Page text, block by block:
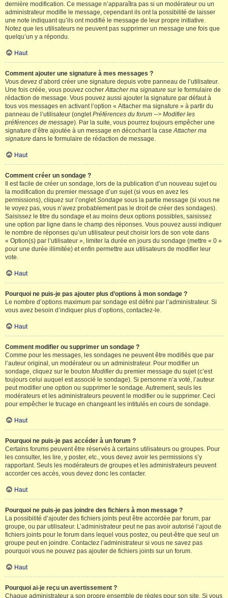
dernière modification. Ce message n’apparaîtra pas si un modérateur ou un
administrateur modifie le message, cependant ils ont la possibilité de laisser
une note indiquant qu’ils ont modifié le message de leur propre initiative.
Notez que les utilisateurs ne peuvent pas supprimer un message une fois que
quelqu’un y a répondu.
Haut
Comment ajouter une signature à mes messages ?
Vous devez d’abord créer une signature depuis votre panneau de l’utilisateur.
Une fois créée, vous pouvez cocherAttacher ma signature sur le formulaire de
rédaction de message. Vous pouvez aussi ajouter la signature par défaut à
tous vos messages en activant l’option « Attacher ma signature » à partir du
panneau de l’utilisateur (ongletPréférences du forum --> Modifier les
préférences de message). Par la suite, vous pourrez toujours empêcher une
signature d’être ajoutée à un message en décochant la caseAttacher ma
signature dans le formulaire de rédaction de message.
Haut
Comment créer un sondage ?
Il est facile de créer un sondage, lors de la publication d’un nouveau sujet ou
la modification du premier message d’un sujet (si vous en avez les
permissions), cliquez sur l’ongletSondage sous la partie message (si vous ne
le voyez pas, vous n’avez probablement pas le droit de créer des sondages).
Saisissez le titre du sondage et au moins deux options possibles, saisissez
une option par ligne dans le champ des réponses. Vous pouvez aussi indiquer
le nombre de réponses qu’un utilisateur peut choisir lors de son vote dans
« Option(s) par l’utilisateur », limiter la durée en jours du sondage (mettre « 0 »
pour une durée illimitée) et enfin permettre aux utilisateurs de modifier leur
vote.
Haut
Pourquoi ne puis-je pas ajouter plus d’options à mon sondage ?
Le nombre d’options maximum par sondage est défini par l’administrateur. Si
vous avez besoin d’indiquer plus d’options, contactez-le.
Haut
Comment modifier ou supprimer un sondage ?
Comme pour les messages, les sondages ne peuvent être modifiés que par
l’auteur original, un modérateur ou un administrateur. Pour modifier un
sondage, cliquez sur le bouton Modifierdu premier message du sujet (c’est
toujours celui auquel est associé le sondage). Si personne n’a voté, l’auteur
peut modifier une option ou supprimer le sondage. Autrement, seuls les
modérateurs et les administrateurs peuvent le modifier ou le supprimer. Ceci
pour empêcher le trucage en changeant les intitulés en cours de sondage.
Haut
Pourquoi ne puis-je pas accéder à un forum ?
Certains forums peuvent être réservés à certains utilisateurs ou groupes. Pour
les consulter, les lire, y poster, etc., vous devez avoir les permissions s’y
rapportant. Seuls les modérateurs de groupes et les administrateurs peuvent
accorder ces accès, vous devez donc les contacter.
Haut
Pourquoi ne puis-je pas joindre des fichiers à mon message ?
La possibilité d’ajouter des fichiers joints peut être accordée par forum, par
groupe, ou par utilisateur. L’administrateur peut ne pas avoir autorisé l’ajout de
fichiers joints pour le forum dans lequel vous postez, ou peut-être que seul un
groupe peut en joindre. Contactez l’administrateur si vous ne savez pas
pourquoi vous ne pouvez pas ajouter de fichiers joints sur un forum.
Haut
Pourquoi ai-je reçu un avertissement ?
Chaque administrateur a son propre ensemble de règles pour son site. Si vous